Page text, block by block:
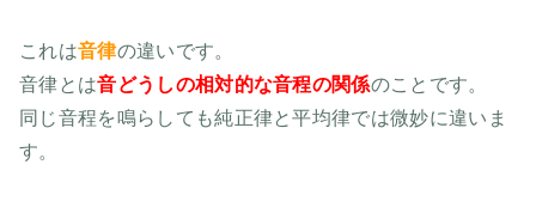
これは音律の違いです。
音律とは音どうしの相対的な音程の関係のことです。
同じ音程を鳴らしても純正律と平均律では微妙に違いま
す。